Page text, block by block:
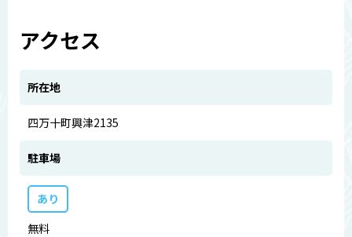
アクセス
所在地
四万十町興津2135
駐車場
あり
無料